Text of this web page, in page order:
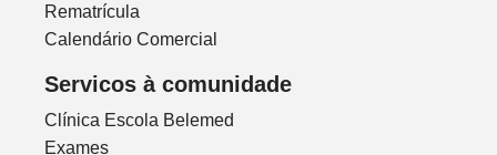
Rematrícula
Calendário Comercial
Servicos à comunidade
Clínica Escola Belemed
Exames